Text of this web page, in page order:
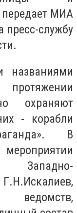
МИА
пресс-службу
названиями
охраняют
- корабли
В
Западно-
ведомств,